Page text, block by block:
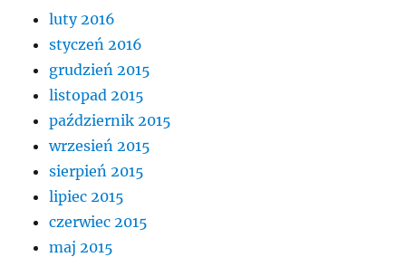
luty 2016
styczeń 2016
grudzień 2015
listopad 2015
październik 2015
wrzesień 2015
sierpień 2015
lipiec 2015
czerwiec 2015
maj 2015